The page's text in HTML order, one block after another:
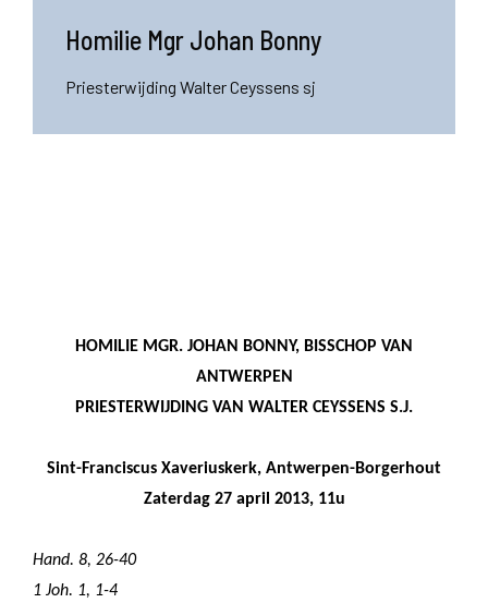
Homilie Mgr Johan Bonny
Priesterwijding Walter Ceyssens sj
HOMILIE MGR. JOHAN BONNY, BISSCHOP VAN
ANTWERPEN
PRIESTERWIJDING VAN WALTER CEYSSENS S.J.
Sint-Franciscus Xaveriuskerk, Antwerpen-Borgerhout
Zaterdag 27 april 2013, 11u
Hand. 8, 26-40
1 Joh. 1, 1-4